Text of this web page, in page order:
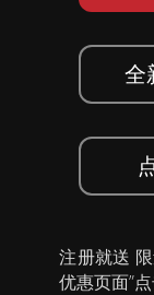
全
注册就送
优惠页面”点